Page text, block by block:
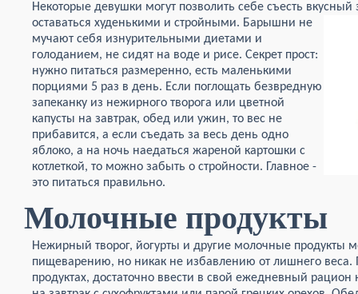
Некоторые девушки могут позволить себе съесть
оставаться худенькими и стройными. Барышни не
мучают себя изнурительными диетами и
голоданием, не сидят на воде и рисе. Секрет прост:
нужно питаться размеренно, есть маленькими
порциями 5 раз в день. Если поглощать безвредную
запеканку из нежирного творога или цветной
капусты на завтрак, обед или ужин, то вес не
прибавится, а если съедать за весь день одно
яблоко, а на ночь наедаться жареной картошки с
котлеткой, то можно забыть о стройности. Главное -
это питаться правильно.
Молочные продукты
Нежирный творог, йогурты и другие молочные продукты
пищеварению, но никак не избавлению от лишнего веса.
продуктах, достаточно ввести в свой ежедневный